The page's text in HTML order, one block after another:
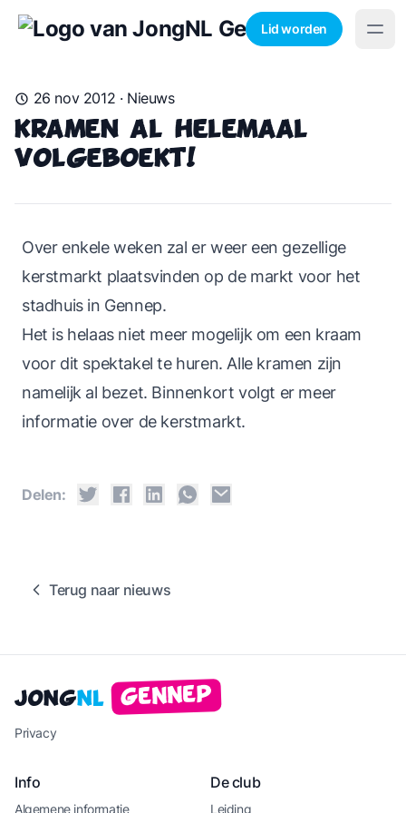
Lid worden
26 nov 2012 · Nieuws
Kramen al helemaal
volgeboekt!
Over enkele weken zal er weer een gezellige
kerstmarkt plaatsvinden op de markt voor het
stadhuis in Gennep.
Het is helaas niet meer mogelijk om een kraam
voor dit spektakel te huren. Alle kramen zijn
namelijk al bezet. Binnenkort volgt er meer
informatie over de kerstmarkt.
Delen:
Terug naar nieuws
JongNL Gennep
Privacy
Info
Algemene informatie
De club
Leiding